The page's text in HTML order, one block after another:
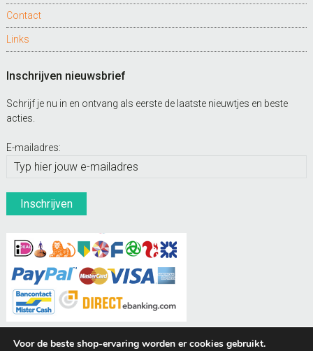
Contact
Links
Inschrijven nieuwsbrief
Schrijf je nu in en ontvang als eerste de laatste nieuwtjes en beste
acties.
E-mailadres:
Voor de beste shop-ervaring worden er cookies gebruikt.